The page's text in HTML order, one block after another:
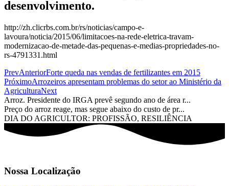
desenvolvimento.
http://zh.clicrbs.com.br/rs/noticias/campo-e-
lavoura/noticia/2015/06/limitacoes-na-rede-eletrica-travam-
modernizacao-de-metade-das-pequenas-e-medias-propriedades-no-
rs-4791331.html
PrevAnteriorForte queda nas vendas de fertilizantes em 2015
PróximoArrozeiros apresentam problemas do setor ao Ministério da
AgriculturaNext
Arroz. Presidente do IRGA prevê segundo ano de área r...
Preço do arroz reage, mas segue abaixo do custo de pr...
DIA DO AGRICULTOR: PROFISSÃO, RESILIÊNCIA
Nossa Localização